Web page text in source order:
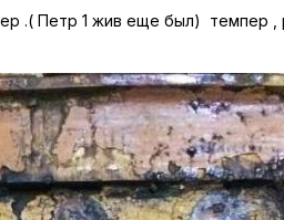
.( Петр 1 жив еще был) темпер